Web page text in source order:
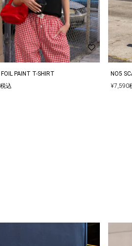
のお客様からアクセスいただいており
に入れてしまった場合、ご注文頂いた商
場合は、在庫切れのお詫びメールととも
させていただきます。
FOIL PAINT T-SHIRT
税込
NO5
¥7,590